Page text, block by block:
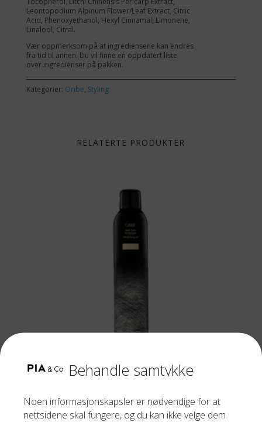
Behandle samtykke
Noen informasjonskapsler er nødvendige for at
nettsidene skal fungere, og du kan ikke velge dem
Leontopodium Alpinum Flower/Leaf Extract, Citric
Acid, Phenoxyethanol, Hexyl Cinnamal, Limonene,
Linalool, Citral.
Vær oppmerksom på at ingrediensene kan endres
fra tid til annen. Du vil finne en oppdatert liste
over ingredienser på pakken.
Kategorier: Oribe, Styling
RELATERTE PRODUKTER